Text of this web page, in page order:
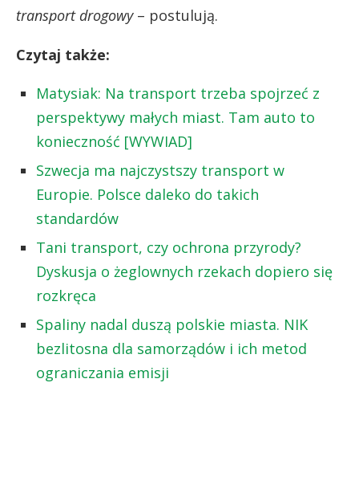
transport drogowy– postulują.
Czytaj także:
Matysiak: Na transport trzeba spojrzeć z
perspektywy małych miast. Tam auto to
konieczność [WYWIAD]
Szwecja ma najczystszy transport w
Europie. Polsce daleko do takich
standardów
Tani transport, czy ochrona przyrody?
Dyskusja o żeglownych rzekach dopiero się
rozkręca
Spaliny nadal duszą polskie miasta. NIK
bezlitosna dla samorządów i ich metod
ograniczania emisji